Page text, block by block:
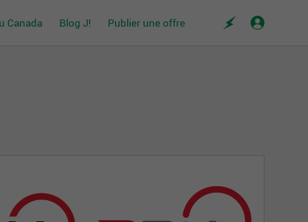
Canada Blog J! Publier une offre